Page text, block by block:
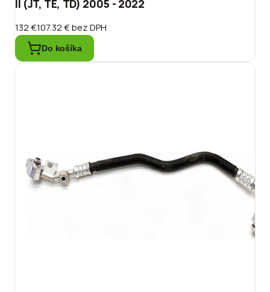
II (JT, TE, TD) 2005 - 2022
132 €107.32 €bez DPH
Do košíka